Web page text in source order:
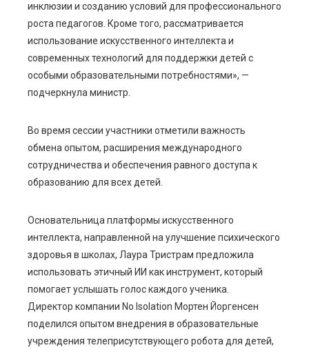
инклюзии и созданию условий для профессионального
роста педагогов. Кроме того, рассматривается
использование искусственного интеллекта и
современных технологий для поддержки детей с
особыми образовательными потребностями», —
подчеркнула министр.
Во время сессии участники отметили важность
обмена опытом, расширения международного
сотрудничества и обеспечения равного доступа к
образованию для всех детей.
Основательница платформы искусственного
интеллекта, направленной на улучшение психического
здоровья в школах, Лаура Тристрам предложила
использовать этичный ИИ как инструмент, который
помогает услышать голос каждого ученика.
Директор компании No Isolation Мортен Йоргенсен
поделился опытом внедрения в образовательные
учреждения телеприсутствующего робота для детей,